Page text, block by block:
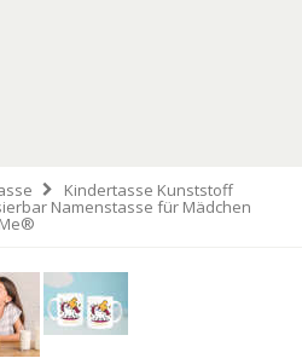
Kindertasse Kunststoff
Namenstasse für Mädchen